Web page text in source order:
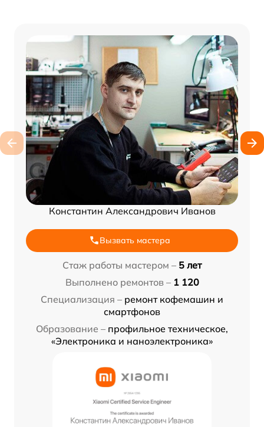
Константин Александрович Иванов
Вызвать мастера
Стаж работы мастером – 5 лет
Выполнено ремонтов – 1 120
Специализация – ремонт кофемашин и
смартфонов
Образование – профильное техническое,
«Электроника и наноэлектроника»